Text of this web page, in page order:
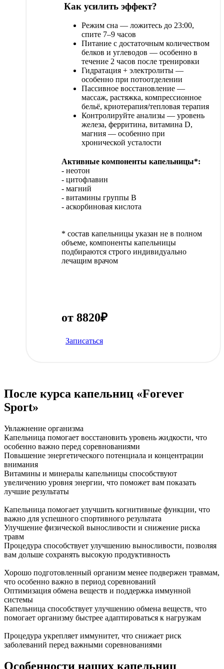
Как усилить эффект?
Режим сна — ложитесь до 23:00,
спите 7–9 часов
Питание с достаточным количеством
белков и углеводов — особенно в
течение 2 часов после тренировки
Гидратация + электролиты —
особенно при потоотделении
Пассивное восстановление —
массаж, растяжка, компрессионное
бельё, криотерапия/тепловая терапия
Контролируйте анализы — уровень
железа, ферритина, витамина D,
магния — особенно при
хронической усталости
Активные компоненты капельницы*:
- неотон
- цитофлавин
- магний
- витамины группы В
- аскорбиновая кислота
* состав капельницы указан не в полном
объеме, компоненты капельницы
подбираются строго индивидуально
лечащим врачом
от 8820₽
Записаться
После курса капельниц «Forever
Sport»
Увлажнение организма
Капельница помогает восстановить уровень жидкости, что
особенно важно перед соревнованиями
Повышение энергетического потенциала и концентрации
внимания
Витамины и минералы капельницы способствуют
увеличению уровня энергии, что поможет вам показать
лучшие результаты
Капельница помогает улучшить когнитивные функции, что
важно для успешного спортивного результата
Улучшение физической выносливости и снижение риска
травм
Процедура способствует улучшению выносливости, позволяя
вам дольше сохранять высокую продуктивность
Хорошо подготовленный организм менее подвержен травмам,
что особенно важно в период соревнований
Оптимизация обмена веществ и поддержка иммунной
системы
Капельница способствует улучшению обмена веществ, что
помогает организму быстрее адаптироваться к нагрузкам
Процедура укрепляет иммунитет, что снижает риск
заболеваний перед важными соревнованиями
Особенности наших капельниц